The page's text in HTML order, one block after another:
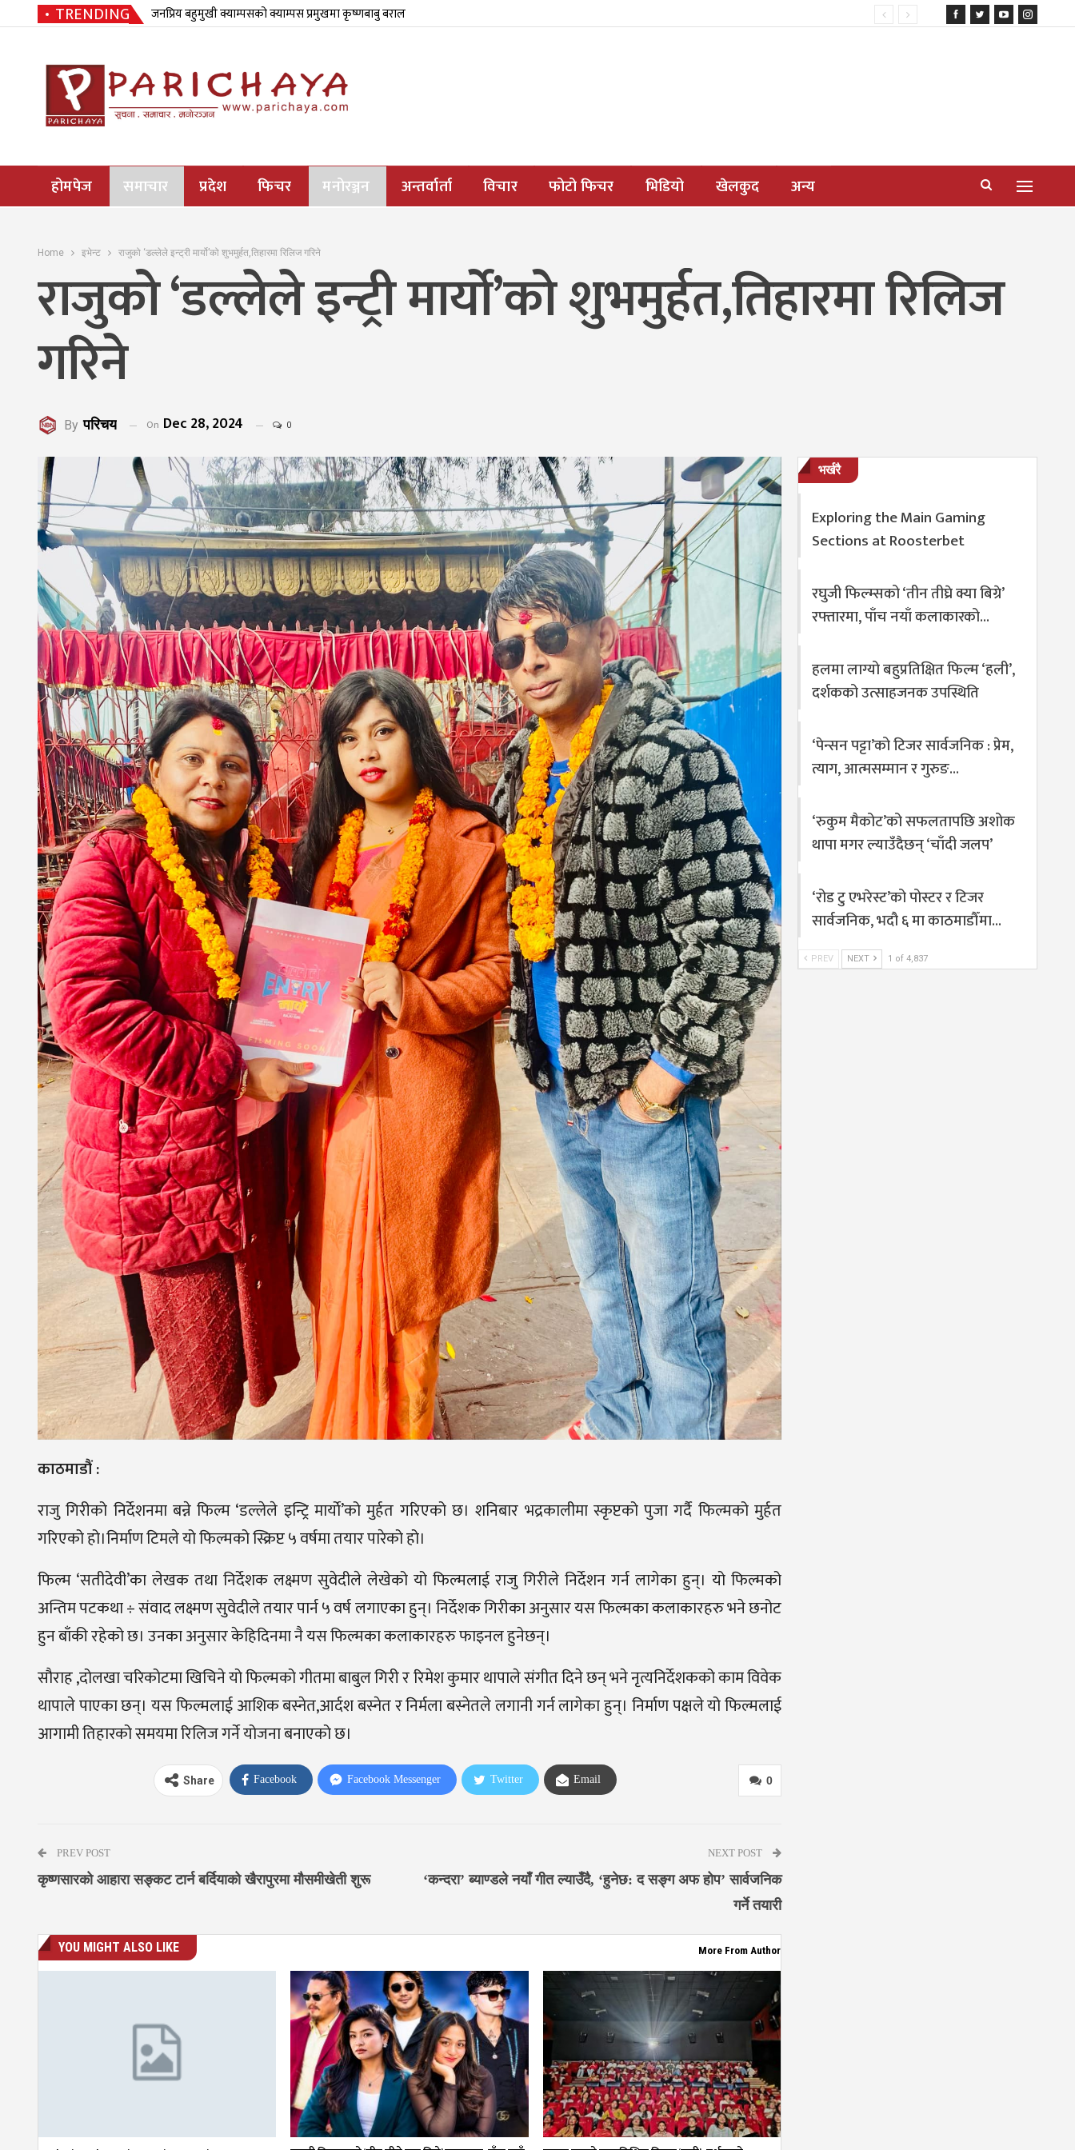
TRENDING जनप्रिय बहुमुखी क्याम्पसको क्याम्पस प्रमुखमा कृष्णबाबु बराल
होमपेज समाचार प्रदेश फिचर मनोरञ्जन अन्तर्वार्ता विचार फोटो फिचर भिडियो खेलकुद अन्य
Home इभेन्ट राजुको ‘डल्लेले इन्ट्री मार्यो’को शुभमुर्हत,तिहारमा रिलिज गरिने
राजुको ‘डल्लेले इन्ट्री मार्यो’को शुभमुर्हत,तिहारमा रिलिज
गरिने
By परिचय On Dec 28, 2024 0
काठमाडौं :
राजु गिरीको निर्देशनमा बन्ने फिल्म ‘डल्लेले इन्ट्रि मार्याे’को मुर्हत गरिएको छ। शनिबार भद्रकालीमा स्कृप्टको पुजा गर्दै फिल्मको मुर्हत
गरिएको हो।निर्माण टिमले यो फिल्मको स्क्रिप्ट ५ वर्षमा तयार पारेको हो।
फिल्म ‘सतीदेवी’का लेखक तथा निर्देशक लक्ष्मण सुवेदीले लेखेको यो फिल्मलाई राजु गिरीले निर्देशन गर्न लागेका हुन्। यो फिल्मको
अन्तिम पटकथा ÷ संवाद लक्ष्मण सुवेदीले तयार पार्न ५ वर्ष लगाएका हुन्। निर्देशक गिरीका अनुसार यस फिल्मका कलाकारहरु भने छनोट
हुन बाँकी रहेको छ। उनका अनुसार केहिदिनमा नै यस फिल्मका कलाकारहरु फाइनल हुनेछन्।
सौराह ,दोलखा चरिकोटमा खिचिने यो फिल्मको गीतमा बाबुल गिरी र रिमेश कुमार थापाले संगीत दिने छन् भने नृत्यनिर्देशकको काम विवेक
थापाले पाएका छन्। यस फिल्मलाई आशिक बस्नेत,आर्दश बस्नेत र निर्मला बस्नेतले लगानी गर्न लागेका हुन्। निर्माण पक्षले यो फिल्मलाई
आगामी तिहारको समयमा रिलिज गर्ने योजना बनाएको छ।
0
Share Facebook Facebook Messenger Twitter Email
PREV POST
कृष्णसारको आहारा सङ्कट टार्न बर्दियाको खैरापुरमा मौसमीखेती शुरू
NEXT POST
‘कन्दरा’ ब्याण्डले नयाँ गीत ल्याउँदै, ‘हुनेछ: द सङ्ग अफ होप’ सार्वजनिक
गर्ने तयारी
YOU MIGHT ALSO LIKE More From Author
भर्खरै
Exploring the Main Gaming
Sections at Roosterbet
रघुजी फिल्म्सको ‘तीन तीघ्रे क्या बिग्रे’
रफ्तारमा, पाँच नयाँ कलाकारको…
हलमा लाग्यो बहुप्रतिक्षित फिल्म ‘हली’,
दर्शकको उत्साहजनक उपस्थिति
‘पेन्सन पट्टा’को टिजर सार्वजनिक : प्रेम,
त्याग, आत्मसम्मान र गुरुङ…
‘रुकुम मैकोट’को सफलतापछि अशोक
थापा मगर ल्याउँदैछन् ‘चाँदी जलप’
‘रोड टु एभरेस्ट’को पोस्टर र टिजर
सार्वजनिक, भदौ ६ मा काठमाडौँमा…
PREV NEXT 1 of 4,837